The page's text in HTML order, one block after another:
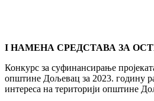
I НАМЕНА СРЕДСТАВА ЗА
Конкурс за суфинансирање
општине Дољевац за 2023. годину
интереса на територији општине